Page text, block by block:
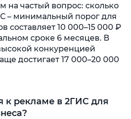
на частый вопрос: сколько
– минимальный порог для
составляет 10 000–15 000 ₽
сроке 6 месяцев. В
конкуренцией
достигает 17 000–20 000
к рекламе в 2ГИС для